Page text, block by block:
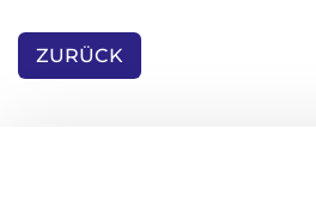
ZURÜCK